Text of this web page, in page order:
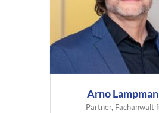
Arno
Partner, Fachanwalt